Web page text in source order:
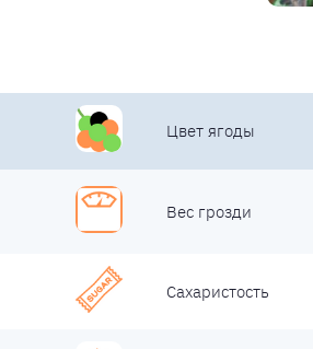
Цвет ягоды
Вес грозди
Сахаристость